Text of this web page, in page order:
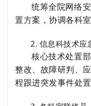
统筹全院网络
置方案，协调各科
2. 信息科技术应
核心技术处置
整改、故障研判、
程跟进突发事件处置